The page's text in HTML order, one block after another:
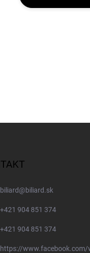
biliard@biliard.sk
+421 904 851 374
+421 904 851 374
https://www.facebook.com/